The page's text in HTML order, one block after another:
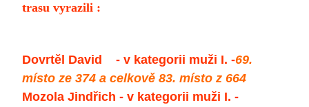
trasu vyrazili :
Dovrtěl David - v kategorii muži I. -69.
místo ze 374 a celkově 83. místo z 664
Mozola Jindřich - v kategorii muži I. -